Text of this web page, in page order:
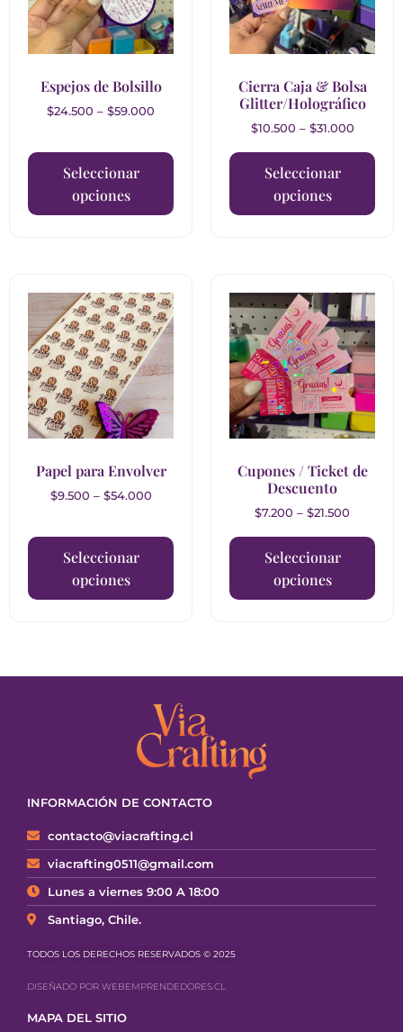
Espejos de Bolsillo
$24.500 – $59.000
Seleccionar
opciones
Cierra Caja & Bolsa
Glitter/Holográfico
$10.500 – $31.000
Seleccionar
opciones
Papel para Envolver
$9.500 – $54.000
Seleccionar
opciones
Cupones / Ticket de
Descuento
$7.200 – $21.500
Seleccionar
opciones
INFORMACIÓN DE CONTACTO
contacto@viacrafting.cl
viacrafting0511@gmail.com
Lunes a viernes 9:00 A 18:00
Santiago, Chile.
TODOS LOS DERECHOS RESERVADOS © 2025
DISEÑADO POR WEBEMPRENDEDORES.CL
MAPA DEL SITIO